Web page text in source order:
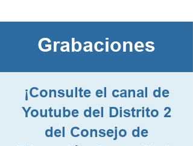
Grabaciones
¡Consulte el canal de
Youtube del Distrito 2
del Consejo de